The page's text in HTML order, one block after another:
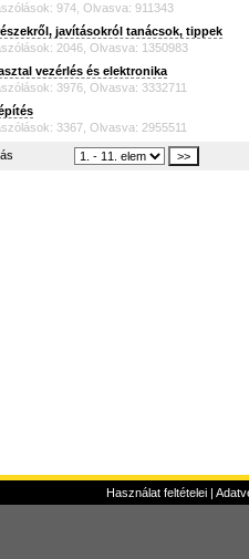
974, Olvasva: 911343
javításokról tanácsok, tippek
2046, Olvasva: 1350983
vezérlés és elektronika
3976, Olvasva: 3332711
3367, Olvasva: 2955511
Használat feltételei|